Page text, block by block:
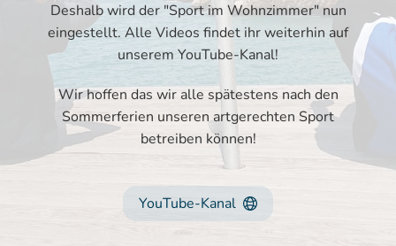
Deshalb wird der "Sport im Wohnzimmer" nun
eingestellt. Alle Videos findet ihr weiterhin auf
unserem YouTube-Kanal!
Wir hoffen das wir alle spätestens nach den
Sommerferien unseren artgerechten Sport
betreiben können!
YouTube-Kanal